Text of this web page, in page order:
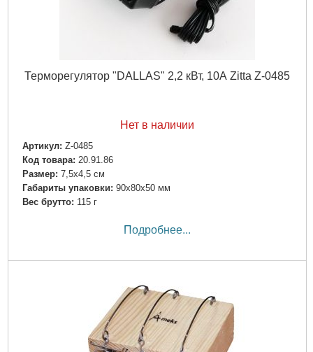
Терморегулятор "DALLAS" 2,2 кВт, 10А Zitta Z-0485
Нет в наличии
Артикул: Z-0485
Код товара: 20.91.86
Размер: 7,5х4,5 см
Габариты упаковки: 90x80x50 мм
Вес брутто: 115 г
Подробнее...